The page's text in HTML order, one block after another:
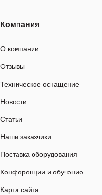
Компания
О компании
Отзывы
Техническое оснащение
Новости
Статьи
Наши заказчики
Поставка оборудования
Конференции и обучение
Карта сайта